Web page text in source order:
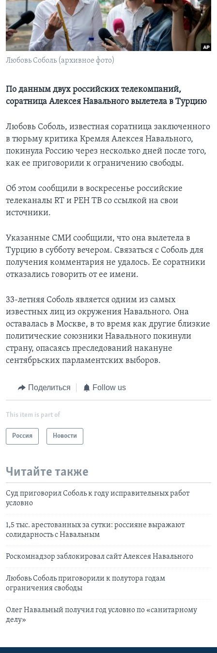
Learning English
СОЦИАЛЬНЫЕ СЕТИ
Языки
Любовь Соболь (архивное фото)
По данным двух российских телекомпаний,
соратница Алексея Навального вылетела в Турцию
Любовь Соболь, известная соратница заключенного
в тюрьму критика Кремля Алексея Навального,
покинула Россию через несколько дней после того,
как ее приговорили к ограничению свободы.
Об этом сообщили в воскресенье российские
телеканалы RT и РЕН ТВ со ссылкой на свои
источники.
Указанные СМИ сообщили, что она вылетела в
Турцию в субботу вечером. Связаться с Соболь для
получения комментария не удалось. Ее соратники
отказались говорить от ее имени.
33-летняя Соболь является одним из самых
известных лиц из окружения Навального. Она
оставалась в Москве, в то время как другие близкие
политические союзники Навального покинули
страну, опасаясь преследований накануне
сентябрьских парламентских выборов.
Поделиться Follow us
This item is part of
Россия Новости
Читайте также
Суд приговорил Соболь к году исправительных работ
условно
1,5 тыс. арестованных за сутки: россияне выражают
солидарность с Навальным
Роскомнадзор заблокировал сайт Алексея Навального
Любовь Соболь приговорили к полутора годам
ограничения свободы
Олег Навальный получил год условно по «санитарному
делу»